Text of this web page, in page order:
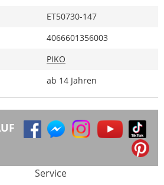
ET50730-147
4066601356003
PIKO
ab 14 Jahren
Service